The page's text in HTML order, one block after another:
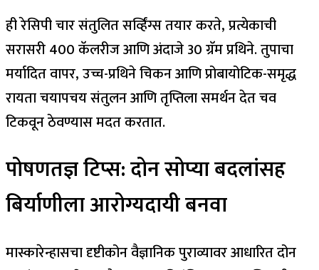
ही रेसिपी चार संतुलित सर्व्हिंग्स तयार करते, प्रत्येकाची
सरासरी 400 कॅलरीज आणि अंदाजे 30 ग्रॅम प्रथिने. तुपाचा
मर्यादित वापर, उच्च-प्रथिने चिकन आणि प्रोबायोटिक-समृद्ध
रायता चयापचय संतुलन आणि तृप्तिला समर्थन देत चव
टिकवून ठेवण्यास मदत करतात.
पोषणतज्ञ टिप्स: दोन सोप्या बदलांसह
बिर्याणीला आरोग्यदायी बनवा
मास्कारेन्हासचा दृष्टीकोन वैज्ञानिक पुराव्यावर आधारित दोन